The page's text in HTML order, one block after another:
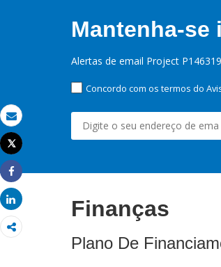
Email
Imprimir
Tweet
Share
Share
Mantenha-se
Alertas de email Project P146319
Concordo com os termos do
Finanças
Plano De